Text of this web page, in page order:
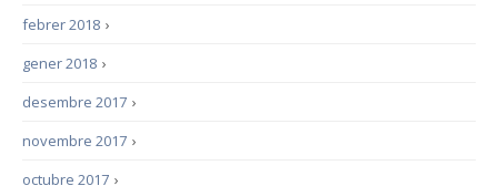
›
febrer 2018
›
gener 2018
›
desembre 2017
›
novembre 2017
›
octubre 2017